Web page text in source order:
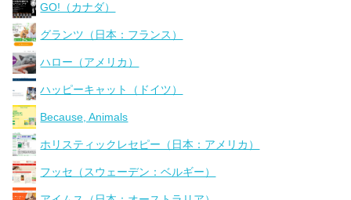
GO!（カナダ）
グランツ（日本：フランス）
ハロー（アメリカ）
ハッピーキャット（ドイツ）
Because, Animals
ホリスティックレセピー（日本：アメリカ）
フッセ（スウェーデン：ベルギー）